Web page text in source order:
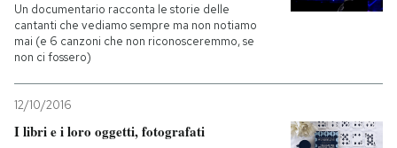
Un documentario racconta le storie delle
cantanti che vediamo sempre ma non notiamo
mai (e 6 canzoni che non riconosceremmo, se
non ci fossero)
12/10/2016
I libri e i loro oggetti, fotografati